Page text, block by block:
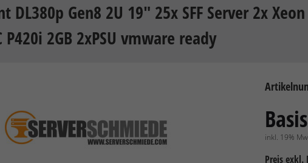
DL380p Gen8 2U 19" 25x SFF Server 2x
P420i 2GB 2xPSU vmware ready
inkl. 19%
Preis exkl.